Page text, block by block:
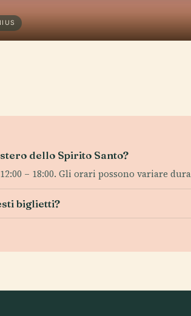
dello Spirito Santo?
– 18:00. Gli orari possono variare
biglietti?